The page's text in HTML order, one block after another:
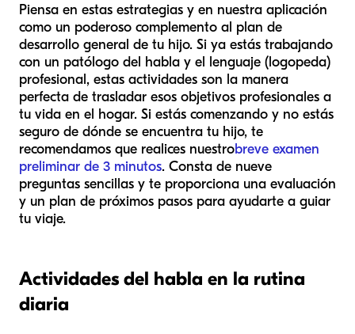
Piensa en estas estrategias y en nuestra aplicación
como un poderoso complemento al plan de
desarrollo general de tu hijo. Si ya estás trabajando
con un patólogo del habla y el lenguaje (logopeda)
profesional, estas actividades son la manera
perfecta de trasladar esos objetivos profesionales a
tu vida en el hogar. Si estás comenzando y no estás
seguro de dónde se encuentra tu hijo, te
recomendamos que realices nuestrobreve examen
preliminar de 3 minutos. Consta de nueve
preguntas sencillas y te proporciona una evaluación
y un plan de próximos pasos para ayudarte a guiar
tu viaje.
Actividades del habla en la rutina
diaria